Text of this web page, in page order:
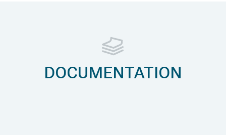
DOCUMENTATION